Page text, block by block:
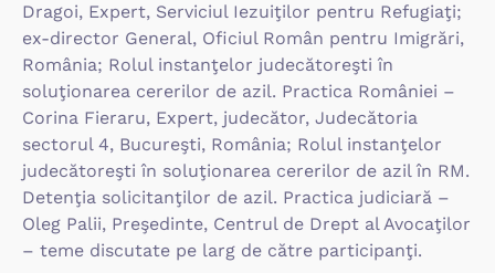
Dragoi, Expert, Serviciul Iezuiţilor pentru Refugiaţi;
ex-director General, Oficiul Român pentru Imigrări,
România; Rolul instanţelor judecătoreşti în
soluţionarea cererilor de azil. Practica României –
Corina Fieraru, Expert, judecător, Judecătoria
sectorul 4, Bucureşti, România; Rolul instanţelor
judecătoreşti în soluţionarea cererilor de azil în RM.
Detenţia solicitanţilor de azil. Practica judiciară –
Oleg Palii, Preşedinte, Centrul de Drept al Avocaţilor
– teme discutate pe larg de către participanţi.